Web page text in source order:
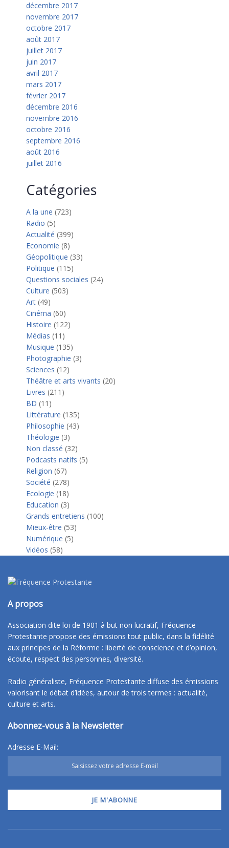
décembre 2017
novembre 2017
octobre 2017
août 2017
juillet 2017
juin 2017
avril 2017
mars 2017
février 2017
décembre 2016
novembre 2016
octobre 2016
septembre 2016
août 2016
juillet 2016
Catégories
A la une (723)
Radio (5)
Actualité (399)
Economie (8)
Géopolitique (33)
Politique (115)
Questions sociales (24)
Culture (503)
Art(49)
Cinéma (60)
Histoire (122)
Médias (11)
Musique (135)
Photographie (3)
Sciences (12)
Théâtre et arts vivants (20)
Livres (211)
BD (11)
Littérature (135)
Philosophie (43)
Théologie (3)
Non classé (32)
Podcasts natifs (5)
Religion (67)
Société (278)
Ecologie (18)
Education (3)
Grands entretiens (100)
Mieux-être (53)
Numérique (5)
Vidéos (58)
A propos
Association dite loi de 1901 à but non lucratif, Fréquence
Protestante propose des émissions tout public, dans la fidélité
aux principes de la Réforme : liberté de conscience et d’opinion,
écoute, respect des personnes, diversité.
Radio généraliste, Fréquence Protestante diffuse des émissions
valorisant le débat d’idées, autour de trois termes : actualité,
culture et arts.
Abonnez-vous à la Newsletter
Adresse E-Mail: